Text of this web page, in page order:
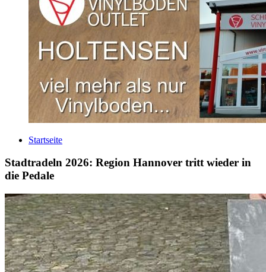
Startseite
Stadtradeln 2026: Region Hannover tritt wieder in
die Pedale